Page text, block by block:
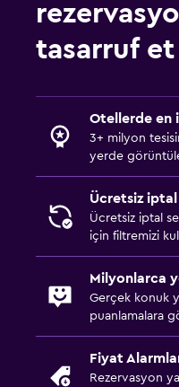
tasarruf et
Otellerde en
3+ milyon
yerde
Ücretsiz iptal
Ücretsiz iptal
için filtremizi
Milyonlarca
Gerçek konuk
puanlamalara
Fiyat
Rezervasyon